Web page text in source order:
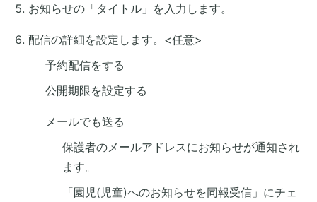
お知らせの「タイトル」を入力します。
配信の詳細を設定します。<任意>
予約配信をする
公開期限を設定する
メールでも送る
保護者のメールアドレスにお知らせが通知され
ます。
「園児(児童)へのお知らせを同報受信」にチェ